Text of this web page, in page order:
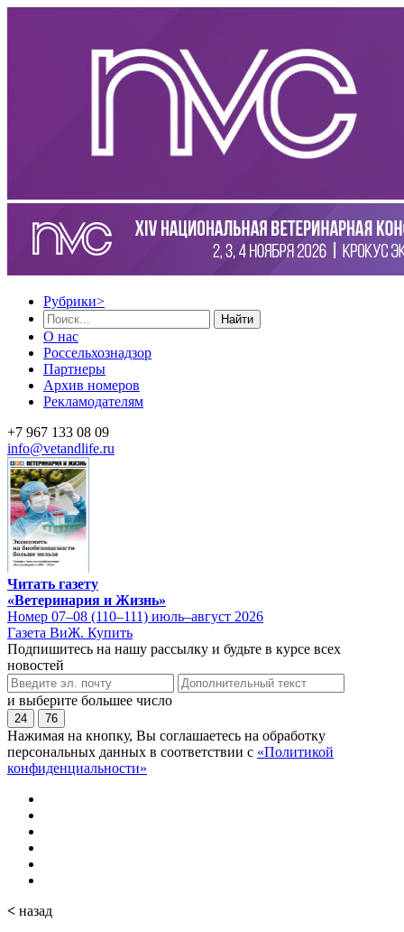
Рубрики>
Найти
О нас
Россельхознадзор
Партнеры
Архив номеров
Рекламодателям
+7 967 133 08 09
info@vetandlife.ru
Читать газету
«Ветеринария и Жизнь»
Номер 07–08 (110–111) июль–август 2026
Газета ВиЖ. Купить
Подпишитесь на нашу рассылку и будьте в курсе всех
новостей
и выберите большее число
24 76
Нажимая на кнопку, Вы соглашаетесь на обработку
персональных данных в соответствии с «Политикой
конфиденциальности»
< назад